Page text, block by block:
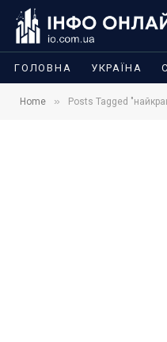
ГОЛОВНА УКРАЇНА
Home » Posts Tagged